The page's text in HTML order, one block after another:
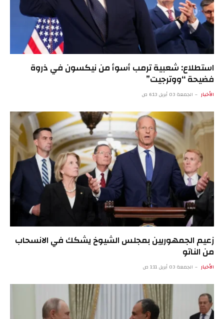
استطلاع: شعبية ترمب أسوأ من نيكسون في ذروة
فضيحة “ووترجيت”
الأخبار الجمعة 03 أبريل 6:13 ص
زعيم الجمهوريين بمجلس الشيوخ يشكك في الانسحاب
من الناتو
الأخبار الجمعة 03 أبريل 1:11 ص